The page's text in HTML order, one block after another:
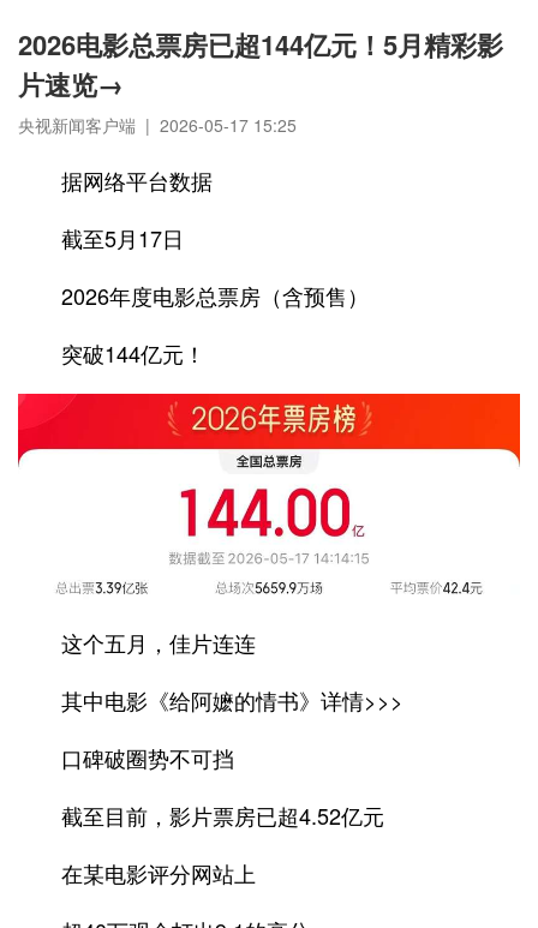
2026电影总票房已超144亿元！5月精彩影
片速览→
央视新闻客户端 | 2026-05-17 15:25
据网络平台数据
截至5月17日
2026年度电影总票房（含预售）
突破144亿元！
这个五月，佳片连连
其中电影《给阿嬷的情书》详情>>>
口碑破圈势不可挡
截至目前，影片票房已超4.52亿元
在某电影评分网站上